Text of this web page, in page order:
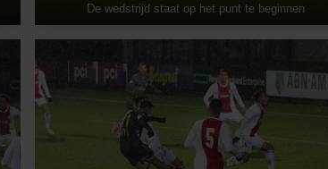
De wedstrijd staat op het punt te beginnen